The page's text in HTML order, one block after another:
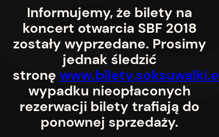
Informujemy, że bilety na
koncert otwarcia SBF 2018
zostały wyprzedane. Prosimy
jednak śledzić
stronę
wypadku nieopłaconych
rezerwacji bilety trafiają do
ponownej sprzedaży.